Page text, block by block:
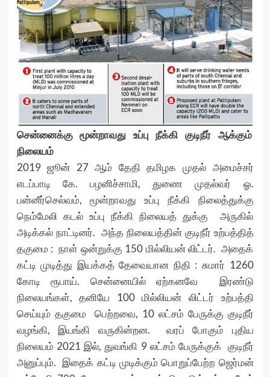
சென்னைக்கு மூன்றாவது உப்பு நீக்கி குடிநீர் ஆக்கும்
நிலையம்
2019 ஜூன் 27 ஆம் தேதி தமிழக முதல் அமைச்சர்
எடப்பாடி கே. பழனிச்சாமி, துணை முதல்வர் ஓ.
பன்னீர்செல்வம், மூன்றாவது உப்பு நீக்கி நிலைத்துக்கு
நெம்மேலி கடல் உப்பு நீக்கி நிலையத் துக்கு அருகில்
அடிக்கல் நாட்டினர். அந்த நிலையத்தின் குடிநீர் உற்பத்தித்
தகுமை : நாள் ஒன்றுக்கு 150 மில்லியன் லிட்டர். அதைக்
கட்டி முடித்து இயக்கத் தேவையான நிதி : சுமார் 1260
கோடி ரூபாய். சென்னையில் ஏற்கனவே இரண்டு
நிலையங்கள், தனியே 100 மில்லியன் லிட்டர் உற்பத்தி
செய்யும் தகுமை பெற்றவை, 10 லட்சம் பேருக்கு குடிநீர்
வழங்கி, இயங்கி வருகின்றன. வரப் போகும் புதிய
நிலையம் 2021 இல், துவங்கி 9 லட்சம் பேருக்குக் குடிநீர்
அனுப்பும். இதைக் கட்டி முடிக்கும் பொறுப்பேற்ற ஜெர்மன்